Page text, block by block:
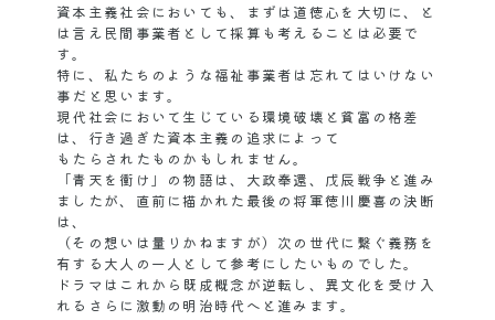
資本主義社会においても、まずは道徳心を大切に、と
は言え民間事業者として採算も考えることは必要で
す。
特に、私たちのような福祉事業者は忘れてはいけない
事だと思います。
現代社会において生じている環境破壊と貧富の格差
は、行き過ぎた資本主義の追求によって
もたらされたものかもしれません。
「青天を衝け」の物語は、大政奉還、戊辰戦争と進み
ましたが、直前に描かれた最後の将軍徳川慶喜の決断
は、
（その想いは量りかねますが）次の世代に繋ぐ義務を
有する大人の一人として参考にしたいものでした。
ドラマはこれから既成概念が逆転し、異文化を受け入
れるさらに激動の明治時代へと進みます。